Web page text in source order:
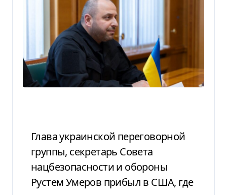
Глава украинской переговорной
группы, секретарь Совета
нацбезопасности и обороны
Рустем Умеров прибыл в США, где